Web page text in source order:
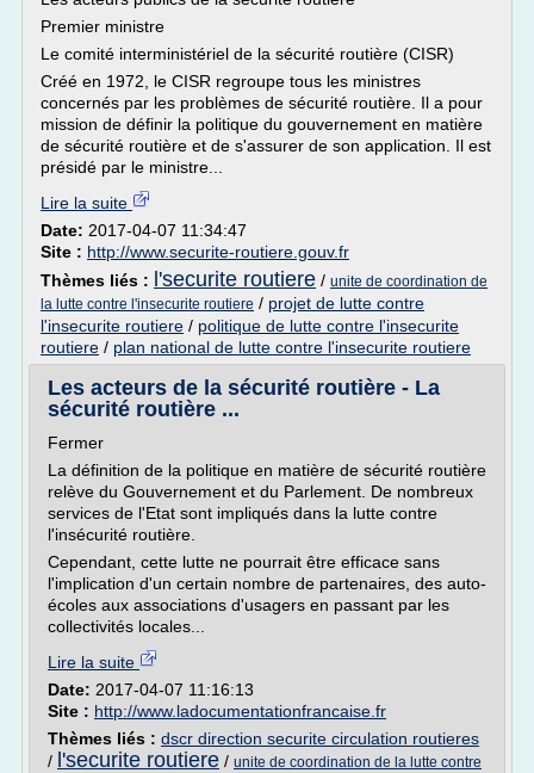
Premier ministre
Le comité interministériel de la sécurité routière (CISR)
Créé en 1972, le CISR regroupe tous les ministres
concernés par les problèmes de sécurité routière. Il a pour
mission de définir la politique du gouvernement en matière
de sécurité routière et de s'assurer de son application. Il est
présidé par le ministre...
Lire la suite
Date: 2017-04-07 11:34:47
Site : http://www.securite-routiere.gouv.fr
Thèmes liés :
l'securite routiere / unite de coordination de
la lutte contre l'insecurite routiere / projet de lutte contre
l'insecurite routiere / politique de lutte contre l'insecurite
routiere / plan national de lutte contre l'insecurite routiere
Les acteurs de la sécurité routière - La
sécurité routière ...
Fermer
La définition de la politique en matière de sécurité routière
relève du Gouvernement et du Parlement. De nombreux
services de l'Etat sont impliqués dans la lutte contre
l'insécurité routière.
Cependant, cette lutte ne pourrait être efficace sans
l'implication d'un certain nombre de partenaires, des auto-
écoles aux associations d'usagers en passant par les
collectivités locales...
Lire la suite
Date: 2017-04-07 11:16:13
Site : http://www.ladocumentationfrancaise.fr
Thèmes liés : dscr direction securite circulation routieres
/ l'securite routiere / unite de coordination de la lutte contre